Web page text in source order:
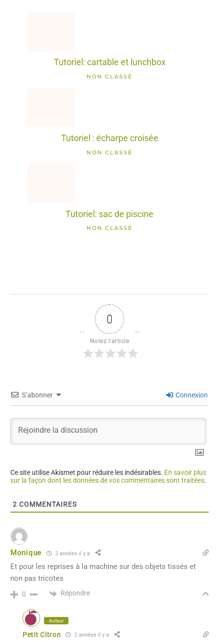
Tutoriel: cartable et lunchbox
NON CLASSÉ
Tutoriel : écharpe croisée
NON CLASSÉ
Tutoriel: sac de piscine
NON CLASSÉ
0
Notez l'article
S’abonner Connexion
Ce site utilise Akismet pour réduire les indésirables. En savoir plus
sur la façon dont les données de vos commentaires sont traitées.
2 COMMENTAIRES
Monique 2 années il y a
Et pour les reprises à la machine sur des objets tissés et
non pas tricotes
0 Répondre
Auteur
Petit Citron 2 années il y a